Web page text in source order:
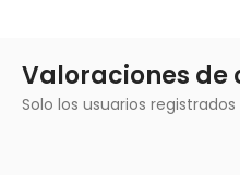
Valoraciones de
Solo los usuarios